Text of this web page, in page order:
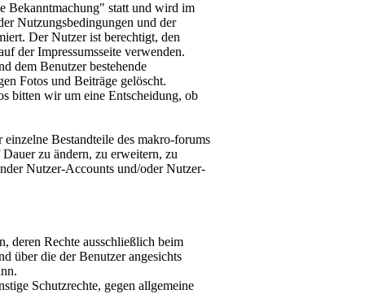
Bekanntmachung" statt und wird im
Nutzungsbedingungen und der
Der Nutzer ist berechtigt, den
der Impressumsseite verwenden.
dem Benutzer bestehende
Fotos und Beiträge gelöscht.
bitten wir um eine Entscheidung, ob
Bestandteile des makro-forums
zu ändern, zu erweitern, zu
Nutzer-Accounts und/oder Nutzer-
deren Rechte ausschließlich beim
über die der Benutzer angesichts
Schutzrechte, gegen allgemeine